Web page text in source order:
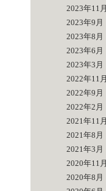
2023年11月
2023年9月
2023年8月
2023年6月
2023年3月
2022年11月
2022年9月
2022年2月
2021年11月
2021年8月
2021年3月
2020年11月
2020年8月